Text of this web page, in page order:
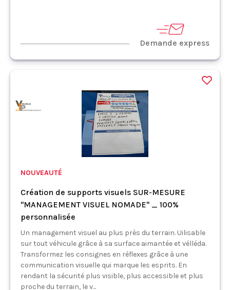
Demande express
NOUVEAUTÉ
Création de supports visuels SUR-MESURE
"MANAGEMENT VISUEL NOMADE" _ 100%
personnalisée
Un management visuel au plus près du terrain. Uilisable
sur tout véhicule grâce à sa surface aimantée et vélléda.
Transformez les consignes en réflexes grâce à une
communication visuelle qui marque les esprits. En
rendant la sécurité plus visible, plus accessible et plus
proche du terrain, le v...